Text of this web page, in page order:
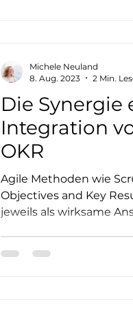
Die Synergie
Integration
OKR
Agile Methoden wie
Objectives and Key
jeweils als wirksame
Michele Neuland
8. Aug. 2023
2 Min.